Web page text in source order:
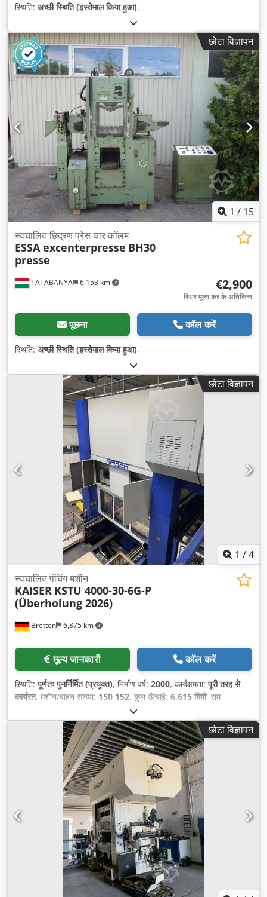
स्थिति: अच्छी स्थिति (इस्तेमाल किया हुआ),
छोटा विज्ञापन
1 / 15
TATABANYA 6,153 km
स्वचालित छिद्रण प्रेस चार कॉलम
ESSA excenterpresse BH30
presse
€2,900
स्थिर मूल्य कर के अतिरिक्त
पूछना कॉल करें
स्थिति: अच्छी स्थिति (इस्तेमाल किया हुआ),
छोटा विज्ञापन
1 /4
Bretten 6,875 km
स्वचालित पंचिंग मशीन
KAISER KSTU 4000-30-6G-P
(Überholung 2026)
मूल्य जानकारी कॉल करें
स्थिति:पूर्णतः पुनर्निर्मित (प्रयुक्त), निर्माण वर्ष: 2000, कार्यक्षमता:पूरी तरह से
कार्यरत, मशीन/वाहन संख्या: 150 152, कुल ऊँचाई: 6,615 मिमी, राम
800 मिमी
कुल चौड़ाई:3,210 मिमी, कुल लंबाई:5,140 मिमी, मेज़ की लंबाई:3,000 मिमी,
1,400 मिमी, दबाव शक्ति:400 t, नियंत्रण कैबिनेट की ऊँचाई:
, नियंत्रण कैबिनेट की लंबाई:3,600 मिमी, कंट्रोल कैबिनेट की
600 मिमी , इनपुट करेंट का प्रकार: तीन-चरणीय, स्तंभों के बीच की दूरी:
, साइड स्टैंड के बीच की दूरी: 1,100 मिमी
, स्टैंड के बीच की दूरी:
, कुल वजन:1,00,000 किग्रा , अंतिम ओवरहाल का वर्ष:
छोटा विज्ञापन